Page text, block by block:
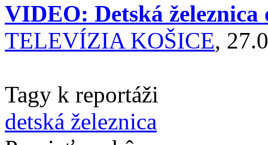
VIDEO: Detská železnica
TELEVÍZIA KOŠICE,
Tagy k reportáži
detská železnica